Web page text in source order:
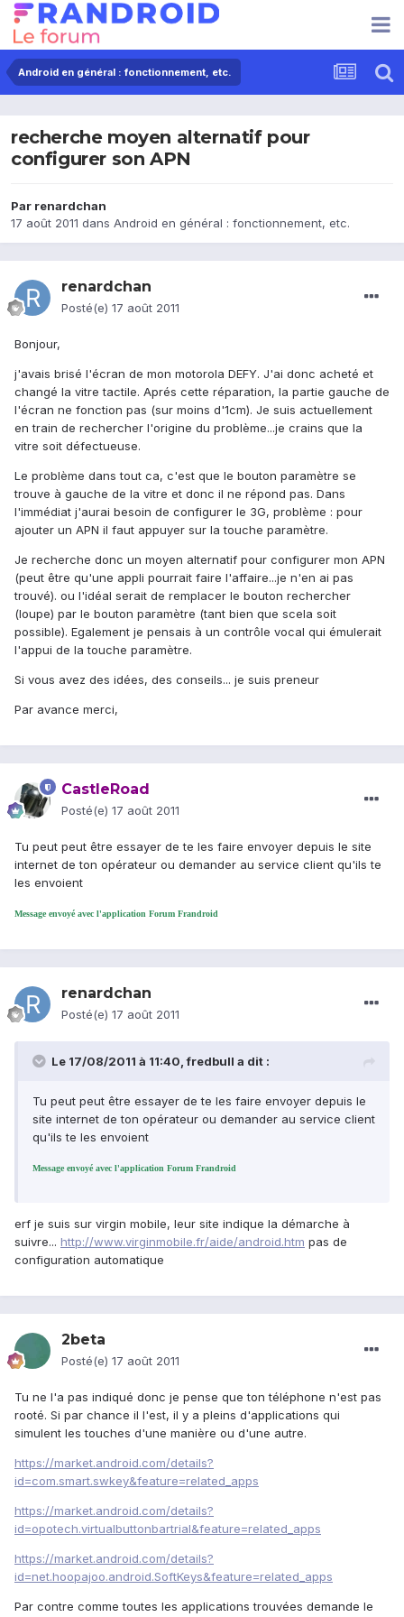
Android en général : fonctionnement, etc.
recherche moyen alternatif pour
configurer son APN
Par renardchan
17 août 2011 dans Android en général : fonctionnement, etc.
renardchan
Posté(e) 17 août 2011
Bonjour,
j'avais brisé l'écran de mon motorola DEFY. J'ai donc acheté et
changé la vitre tactile. Aprés cette réparation, la partie gauche de
l'écran ne fonction pas (sur moins d'1cm). Je suis actuellement
en train de rechercher l'origine du problème...je crains que la
vitre soit défectueuse.
Le problème dans tout ca, c'est que le bouton paramètre se
trouve à gauche de la vitre et donc il ne répond pas. Dans
l'immédiat j'aurai besoin de configurer le 3G, problème : pour
ajouter un APN il faut appuyer sur la touche paramètre.
Je recherche donc un moyen alternatif pour configurer mon APN
(peut être qu'une appli pourrait faire l'affaire...je n'en ai pas
trouvé). ou l'idéal serait de remplacer le bouton rechercher
(loupe) par le bouton paramètre (tant bien que scela soit
possible). Egalement je pensais à un contrôle vocal qui émulerait
l'appui de la touche paramètre.
Si vous avez des idées, des conseils... je suis preneur
Par avance merci,
CastleRoad
Posté(e) 17 août 2011
Tu peut peut être essayer de te les faire envoyer depuis le site
internet de ton opérateur ou demander au service client qu'ils te
les envoient
Message envoyé avec l'application Forum Frandroid
renardchan
Posté(e) 17 août 2011
Le 17/08/2011 à 11:40, fredbull a dit :
Tu peut peut être essayer de te les faire envoyer depuis le
site internet de ton opérateur ou demander au service client
qu'ils te les envoient
Message envoyé avec l'application Forum Frandroid
erf je suis sur virgin mobile, leur site indique la démarche à
suivre... http://www.virginmobile.fr/aide/android.htm pas de
configuration automatique
2beta
Posté(e) 17 août 2011
Tu ne l'a pas indiqué donc je pense que ton téléphone n'est pas
rooté. Si par chance il l'est, il y a pleins d'applications qui
simulent les touches d'une manière ou d'une autre.
https://market.android.com/details?
id=com.smart.swkey&feature=related_apps
https://market.android.com/details?
id=opotech.virtualbuttonbartrial&feature=related_apps
https://market.android.com/details?
id=net.hoopajoo.android.SoftKeys&feature=related_apps
Par contre comme toutes les applications trouvées demande le